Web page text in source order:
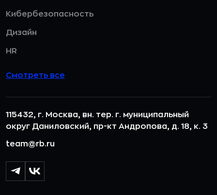
Кибербезопасность
Дизайн
HR
Смотреть все
115432, г. Москва, вн. тер. г. муниципальный
округ Даниловский, пр-кт Андропова, д. 18, к. 3
team@rb.ru